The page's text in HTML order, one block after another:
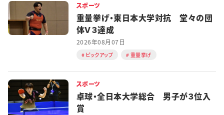
スポーツ
重量挙げ・東日本大学対抗 堂々の団
体Ｖ３達成
2026年08月07日
ピックアップ 重量挙げ
スポーツ
卓球・全日本大学総合 男子が３位入
賞